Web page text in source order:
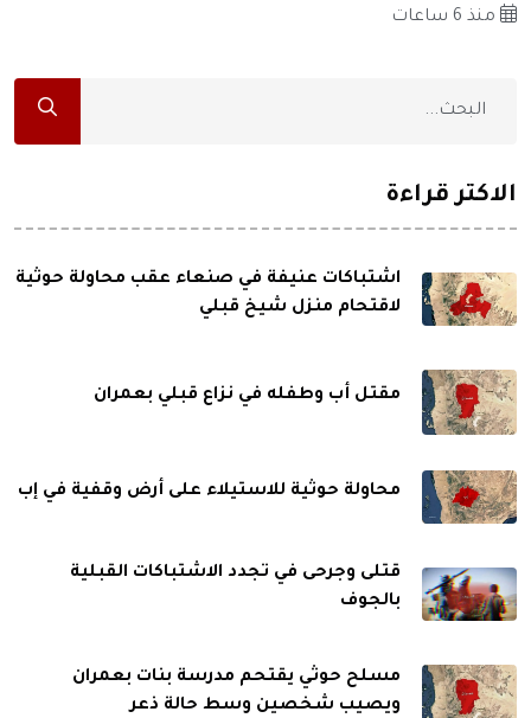
منذ 6 ساعات
الاكثر قراءة
اشتباكات عنيفة في صنعاء عقب محاولة حوثية
لاقتحام منزل شيخ قبلي
مقتل أب وطفله في نزاع قبلي بعمران
محاولة حوثية للاستيلاء على أرض وقفية في إب
قتلى وجرحى في تجدد الاشتباكات القبلية
بالجوف
مسلح حوثي يقتحم مدرسة بنات بعمران
ويصيب شخصين وسط حالة ذعر